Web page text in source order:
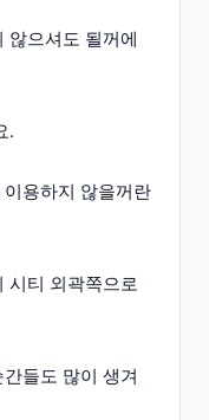
않으셔도 될꺼에
.
용하지 않을꺼란
시티 외곽쪽으로
들도 많이 생겨